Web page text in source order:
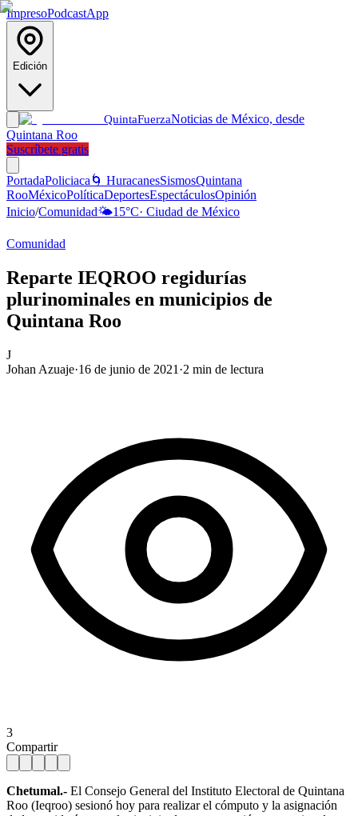
ImpresoPodcastApp
Edición
QuintaFuerzaNoticias de México, desde
Quintana Roo
Suscríbete gratis
PortadaPoliciaca 🌀 HuracanesSismosQuintana
RooMéxicoPolíticaDeportesEspectáculosOpinión
Inicio/Comunidad🌤️15°C· Ciudad de México
Comunidad
Reparte IEQROO regidurías
plurinominales en municipios de
Quintana Roo
J
Johan Azuaje·16 de junio de 2021 ·2 min de lectura
3
Compartir
Chetumal.- El Consejo General del Instituto Electoral de Quintana
Roo (Ieqroo) sesionó hoy para realizar el cómputo y la asignación